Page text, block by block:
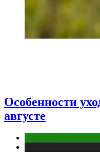
Особенности
августе